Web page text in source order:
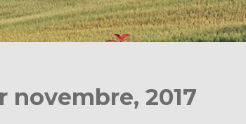
novembre, 2017